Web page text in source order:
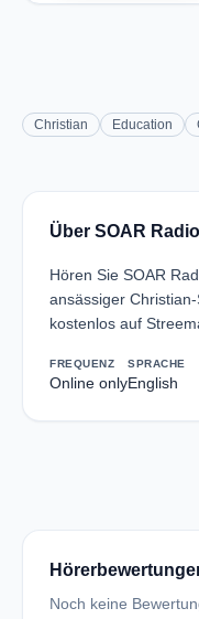
Christian Education
Über SOAR Radio
Hören Sie SOAR
ansässiger
kostenlos auf
FREQUENZ
Online only
SPRACHE
English
Noch keine